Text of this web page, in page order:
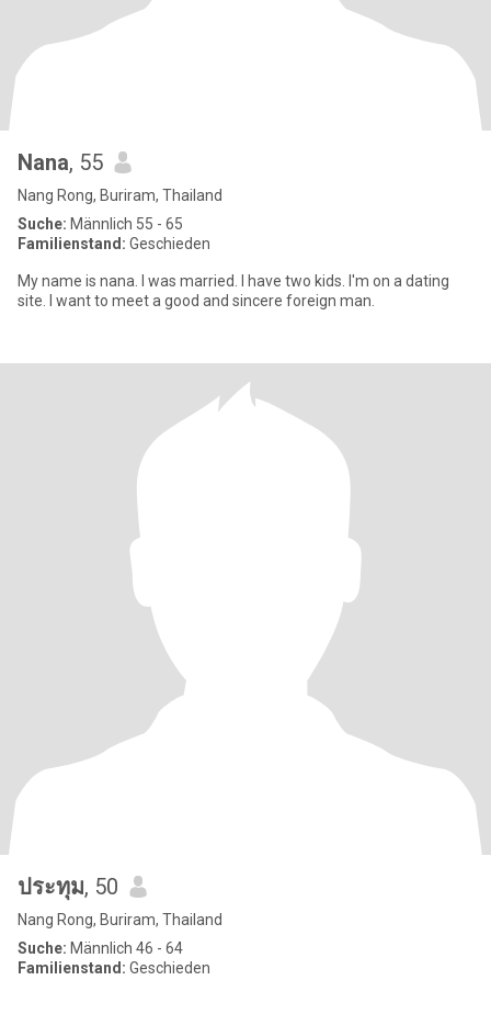
Nana, 55
Nang Rong, Buriram, Thailand
Suche: Männlich 55 - 65
Familienstand: Geschieden
My name is nana. I was married. I have two kids. I'm on a dating
site. I want to meet a good and sincere foreign man.
ประทุม, 50
Nang Rong, Buriram, Thailand
Suche: Männlich 46 - 64
Familienstand: Geschieden